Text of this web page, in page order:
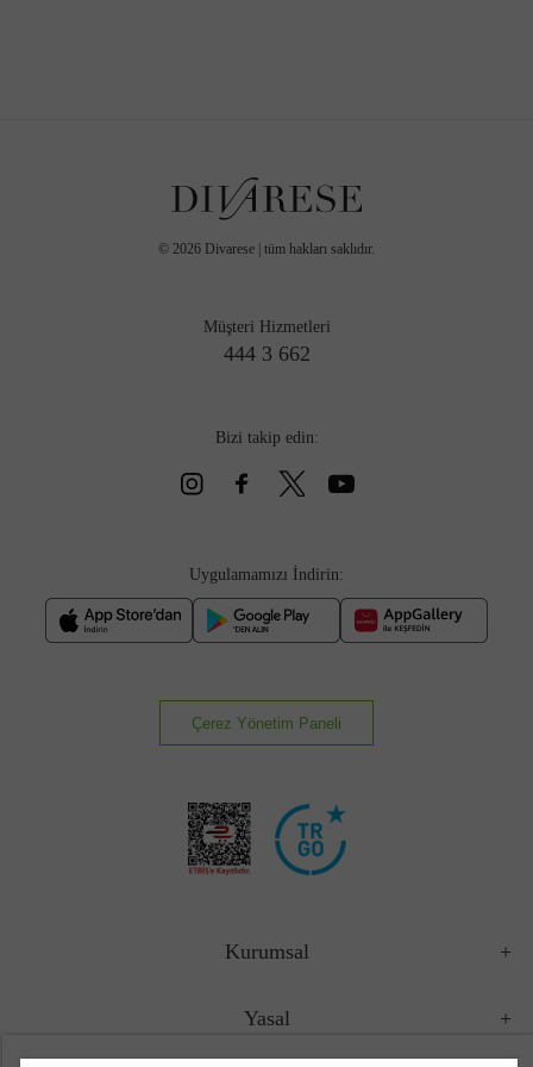
© 2026 Divarese | tüm hakları saklıdır.
Müşteri Hizmetleri
444 3 662
Bizi takip edin:
Uygulamamızı İndirin:
Çerez Yönetim Paneli
Kurumsal
Yasal